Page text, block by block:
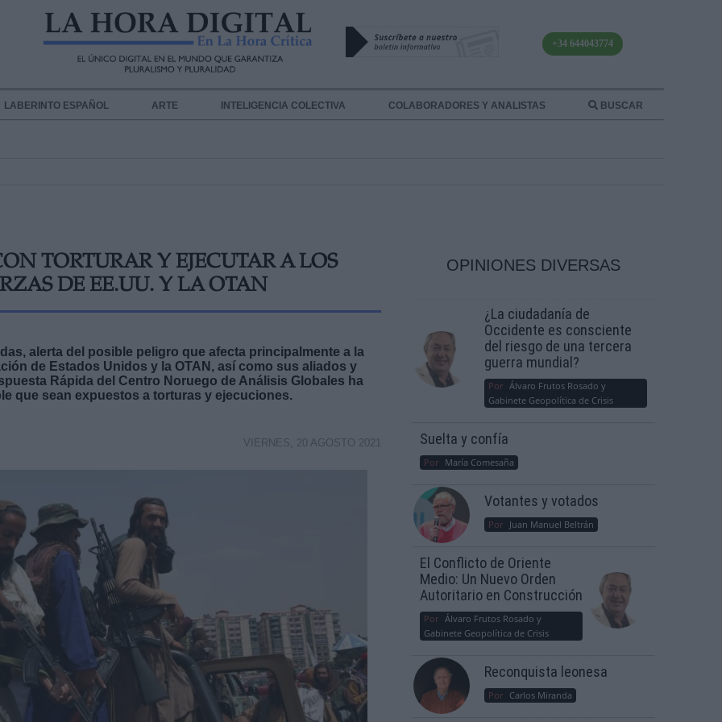
+34 644043774
LABERINTO ESPAÑOL ARTE INTELIGENCIA COLECTIVA COLABORADORES Y ANALISTAS BUSCAR
TORTURAR Y EJECUTAR A LOS
DE EE.UU. Y LA OTAN
alerta del posible peligro que afecta principalmente a la
de Estados Unidos y la OTAN, así como sus aliados y
Rápida del Centro Noruego de Análisis Globales ha
que sean expuestos a torturas y ejecuciones.
VIERNES, 20 AGOSTO 2021
OPINIONES DIVERSAS
¿La ciudadanía de
Occidente es consciente
del riesgo de una tercera
guerra mundial?
Por Álvaro Frutos Rosado y
Gabinete Geopolítica de Crisis
Suelta y confía
Por María Comesaña
Votantes y votados
Por Juan Manuel Beltrán
El Conflicto de Oriente
Medio: Un Nuevo Orden
Autoritario en Construcción
Por Álvaro Frutos Rosado y
Gabinete Geopolítica de Crisis
Reconquista leonesa
Por Carlos Miranda